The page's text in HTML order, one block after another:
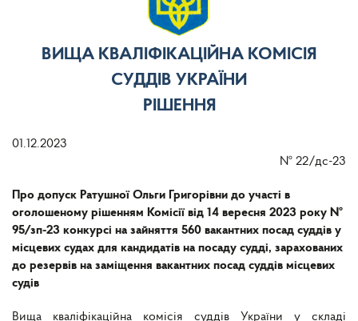
ВИЩА КВАЛІФІКАЦІЙНА КОМІСІЯ
СУДДІВ УКРАЇНИ
РІШЕННЯ
01.12.2023
№ 22/дс-23
Про допуск Ратушної Ольги Григорівни до участі в
оголошеному рішенням Комісії від 14 вересня 2023 року №
95/зп-23 конкурсі на зайняття 560 вакантних посад суддів у
місцевих судах для кандидатів на посаду судді, зарахованих
до резервів на заміщення вакантних посад суддів місцевих
судів
Вища кваліфікаційна комісія суддів України у складі